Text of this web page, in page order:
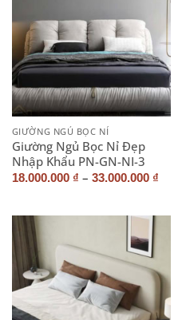
GIƯỜNG NGỦ BỌC NỈ
Giường Ngủ Bọc Nỉ Đẹp
Nhập Khẩu PN-GN-NI-3
18.000.000 ₫ – 33.000.000 ₫